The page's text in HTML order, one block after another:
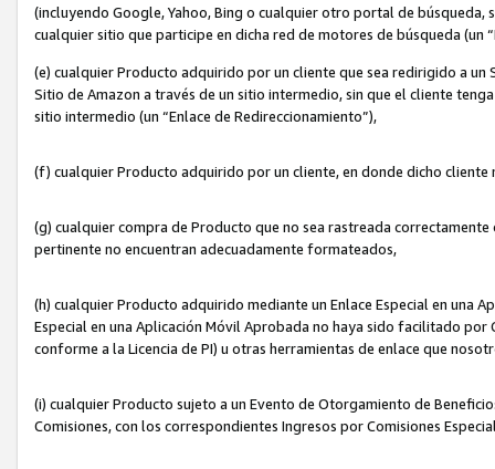
(incluyendo Google, Yahoo, Bing o cualquier otro portal de
cualquier sitio que participe en dicha red de motores de búsqueda (un
(e) cualquier Producto adquirido por un cliente que sea redirigido a un
Sitio de Amazon a través de un sitio intermedio, sin que el cliente
sitio intermedio (un “Enlace de Redireccionamiento”),
(f) cualquier Producto adquirido por un cliente, en donde dicho
(g) cualquier compra de Producto que no sea rastreada
pertinente no encuentran adecuadamente formateados,
(h) cualquier Producto adquirido mediante un Enlace Especial en una
Especial en una Aplicación Móvil Aprobada no haya sido facilitado
conforme a la Licencia de PI) u otras herramientas de enlace que
(i) cualquier Producto sujeto a un Evento de Otorgamiento de
Comisiones, con los correspondientes Ingresos por Comisiones